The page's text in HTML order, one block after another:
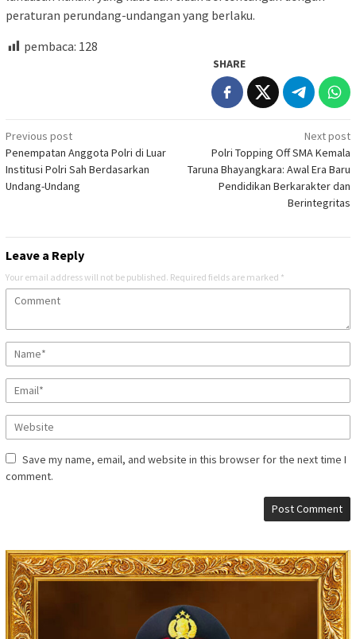
peraturan perundang-undangan yang berlaku.
pembaca: 128
SHARE
Post
navigation
Previous post
Penempatan Anggota Polri di Luar
Institusi Polri Sah Berdasarkan
Undang-Undang
Next post
Polri Topping Off SMA Kemala
Taruna Bhayangkara: Awal Era Baru
Pendidikan Berkarakter dan
Berintegritas
Leave a Reply
Your email address will not be published. Required fields are marked *
Save my name, email, and website in this browser for the next time I
comment.